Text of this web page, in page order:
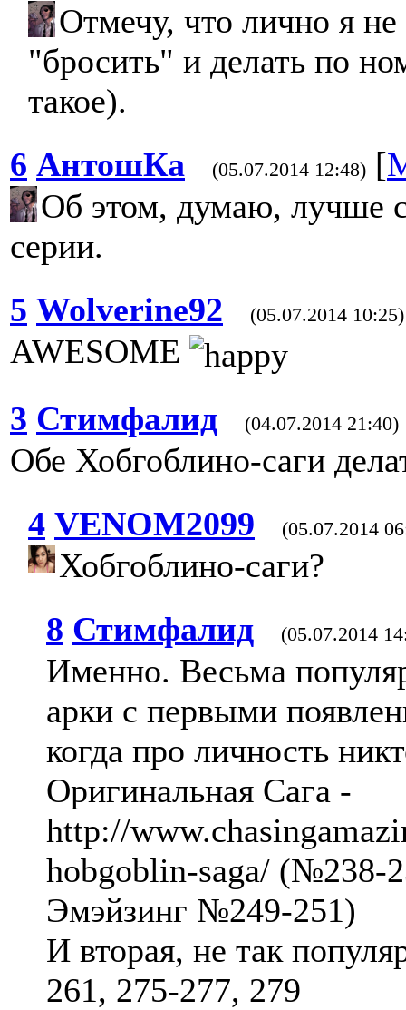
Отмечу, что лично я
"бросить" и делать по
такое).
6 АнтошКа (05.07.2014 12:48) [
Об этом, думаю, лучше
серии.
5 Wolverine92 (05.07.2014 10:25)
AWESOME
3 Стимфалид (04.07.2014 21:40)
Обе Хобгоблино-саги
4 VENOM2099 (05.07.2014
Хобгоблино-саги?
8 Стимфалид (05.07.2014
Именно. Весьма
арки с первыми
когда про личность
Оригинальная Сага -
http://
hobgoblin-saga/ (№238-
Эмэйзинг №249-251)
И вторая, не так
261, 275-277, 279